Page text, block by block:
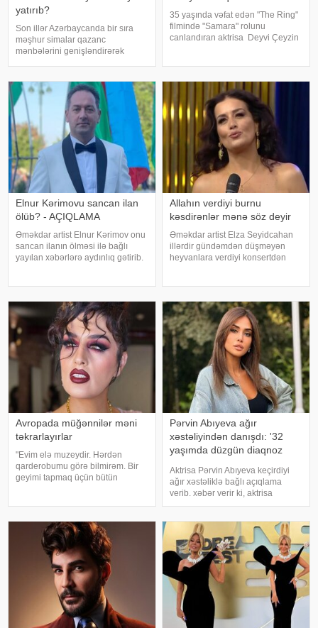
yatırıb?
Son illər Azərbaycanda bir sıra
məşhur simalar qazanc
mənbələrini genişləndirərək
restoran, kafe, geyim, gözəllik və
qida sektorunda fəaliyyət
göstərən, öz adları il
35 yaşında vəfat edən "The Ring"
filmində "Samara" rolunu
canlandıran aktrisa Deyvi Çeyzin
İdarəsini
Elnur Kərimovu sancan ilan
ölüb? - AÇIQLAMA
Əməkdar artist Elnur Kərimov onu
sancan ilanın ölməsi ilə bağlı
yayılan xəbərlərə aydınlıq gətirib.
açıqlama verməmişəm
Allahın verdiyi burnu
kəsdirənlər mənə söz deyir
Əməkdar artist Elza Seyidcahan
illərdir gündəmdən düşməyən
heyvanlara verdiyi konsertdən
E.Seyidcahan bildirib ki, həmin
layihəd
Avropada müğənnilər məni
təkrarlayırlar
"Evim elə muzeydir. Hərdən
qarderobumu görə bilmirəm. Bir
geyimi tapmaq üçün bütün
bildirir ki, bu sözləri Əməkdar artis
Pərvin Abıyeva ağır
xəstəliyindən danışdı: '32
yaşımda düzgün diaqnoz
Aktrisa Pərvin Abıyeva keçirdiyi
ağır xəstəliklə bağlı açıqlama
verib. xəbər verir ki, aktrisa
axlorhidriya xəstəliyindən əziyyət
diaqnoz qoyula bilmədiyini
bildirib. "Bu əməliyyat
Azərbaycand